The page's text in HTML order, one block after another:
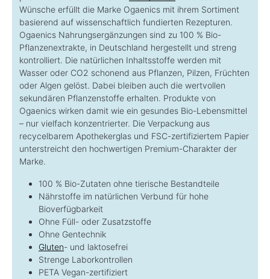
Wünsche erfüllt die Marke Ogaenics mit ihrem Sortiment
basierend auf wissenschaftlich fundierten Rezepturen.
Ogaenics Nahrungsergänzungen sind zu 100 % Bio-
Pflanzenextrakte, in Deutschland hergestellt und streng
kontrolliert. Die natürlichen Inhaltsstoffe werden mit
Wasser oder CO2 schonend aus Pflanzen, Pilzen, Früchten
oder Algen gelöst. Dabei bleiben auch die wertvollen
sekundären Pflanzenstoffe erhalten. Produkte von
Ogaenics wirken damit wie ein gesundes Bio-Lebensmittel
– nur vielfach konzentrierter. Die Verpackung aus
recycelbarem Apothekerglas und FSC-zertifiziertem Papier
unterstreicht den hochwertigen Premium-Charakter der
Marke.
100 % Bio-Zutaten ohne tierische Bestandteile
Nährstoffe im natürlichen Verbund für hohe
Bioverfügbarkeit
Ohne Füll- oder Zusatzstoffe
Ohne Gentechnik
Gluten- und laktosefrei
Strenge Laborkontrollen
PETA Vegan-zertifiziert